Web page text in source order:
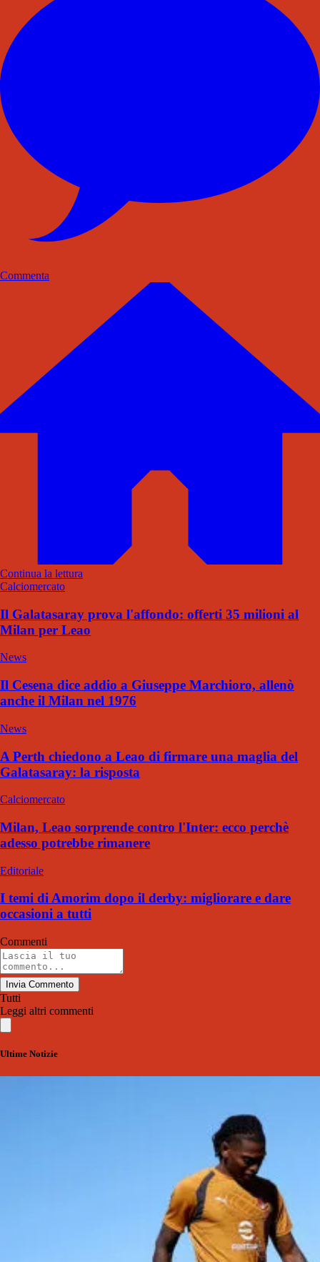
Commenta
Continua la lettura
Calciomercato
Il Galatasaray prova l'affondo: offerti 35 milioni al
Milan per Leao
News
Il Cesena dice addio a Giuseppe Marchioro, allenò
anche il Milan nel 1976
News
A Perth chiedono a Leao di firmare una maglia del
Galatasaray: la risposta
Calciomercato
Milan, Leao sorprende contro l'Inter: ecco perchè
adesso potrebbe rimanere
Editoriale
I temi di Amorim dopo il derby: migliorare e dare
occasioni a tutti
Commenti
Invia Commento
Tutti
Leggi altri commenti
Ultime Notizie